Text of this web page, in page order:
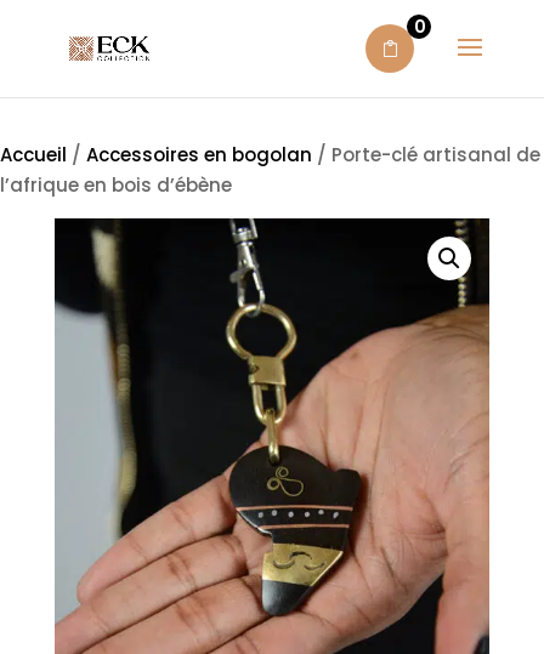
0
Accueil / Accessoires en bogolan / Porte-clé artisanal de
l’afrique en bois d’ébène